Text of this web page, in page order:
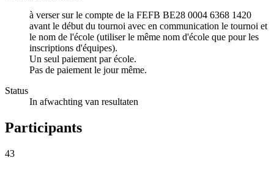
à verser sur le compte de la FEFB BE28 0004 6368 1420
avant le début du tournoi avec en communication le tournoi et
le nom de l'école (utiliser le même nom d'école que pour les
inscriptions d'équipes).
Un seul paiement par école.
Pas de paiement le jour même.
Status
In afwachting van resultaten
Participants
43